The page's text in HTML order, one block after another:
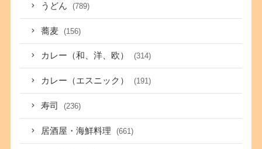
うどん (789)
蕎麦 (156)
カレー（和、洋、欧） (314)
カレー（エスニック） (191)
寿司 (236)
居酒屋・海鮮料理 (661)